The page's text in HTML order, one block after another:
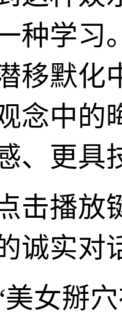
种学习
移默化
念中的
、更具
击播放
诚实对
女掰